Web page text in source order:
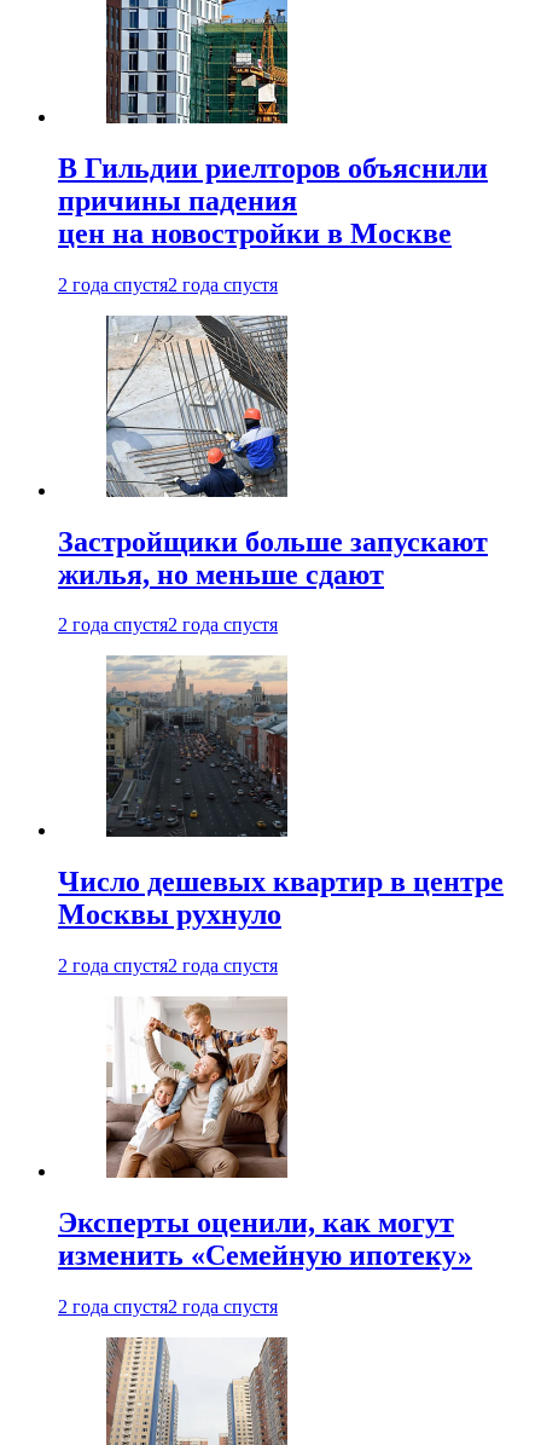
В Гильдии риелторов объяснили
причины падения
цен на новостройки в Москве
2 года спустя2 года спустя
Застройщики больше запускают
жилья, но меньше сдают
2 года спустя2 года спустя
Число дешевых квартир в центре
Москвы рухнуло
2 года спустя2 года спустя
Эксперты оценили, как могут
изменить «Семейную ипотеку»
2 года спустя2 года спустя